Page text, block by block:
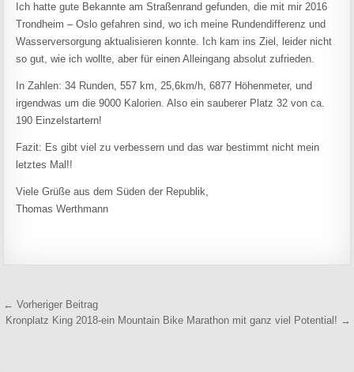
Ich hatte gute Bekannte am Straßenrand gefunden, die mit mir 2016
Trondheim – Oslo gefahren sind, wo ich meine Rundendifferenz und
Wasserversorgung aktualisieren konnte. Ich kam ins Ziel, leider nicht
so gut, wie ich wollte, aber für einen Alleingang absolut zufrieden.
In Zahlen: 34 Runden, 557 km, 25,6km/h, 6877 Höhenmeter, und
irgendwas um die 9000 Kalorien. Also ein sauberer Platz 32 von ca.
190 Einzelstartern!
Fazit: Es gibt viel zu verbessern und das war bestimmt nicht mein
letztes Mal!!
Viele Grüße aus dem Süden der Republik,
Thomas Werthmann
Beitragsnavigation
← Vorheriger Beitrag
Kronplatz King 2018-ein Mountain Bike Marathon mit ganz viel Potential! →